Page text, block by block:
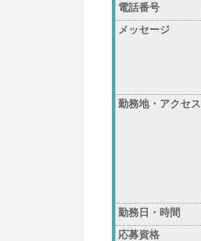
電話番号
メッセージ
勤務地・アクセス
勤務日・時間
応募資格